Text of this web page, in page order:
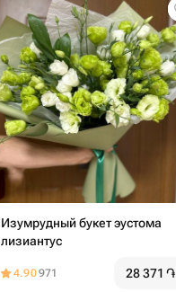
Изумрудный букет эустома
лизиантус
4.90971 28 371 ֏